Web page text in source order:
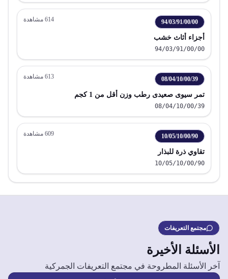
94/03/91/00/00
614 مشاهدة
أجزاء أثاث خشب
94/03/91/00/00
08/04/10/00/39
613 مشاهدة
تمر سيوى صعيدى رطب وزن أقل من 1 كجم
08/04/10/00/39
10/05/10/00/90
609 مشاهدة
تقاوي ذرة للبذار
10/05/10/00/90
مجتمع التعريفات
الأسئلة الأخيرة
آخر الأسئلة المطروحة في مجتمع التعريفات الجمركية